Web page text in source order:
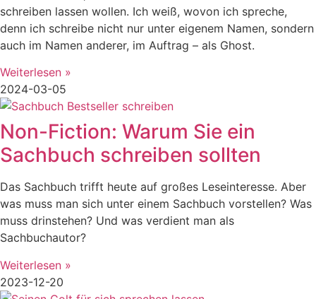
schreiben lassen wollen. Ich weiß, wovon ich spreche,
denn ich schreibe nicht nur unter eigenem Namen, sondern
auch im Namen anderer, im Auftrag – als Ghost.
Weiterlesen »
2024-03-05
Non-Fiction: Warum Sie ein
Sachbuch schreiben sollten
Das Sachbuch trifft heute auf großes Leseinteresse. Aber
was muss man sich unter einem Sachbuch vorstellen? Was
muss drinstehen? Und was verdient man als
Sachbuchautor?
Weiterlesen »
2023-12-20